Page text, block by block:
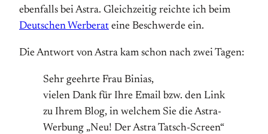
ebenfalls bei Astra. Gleichzeitig reichte ich beim
Deutschen Werberat eine Beschwerde ein.
Die Antwort von Astra kam schon nach zwei Tagen:
Sehr geehrte Frau Binias,
vielen Dank für Ihre Email bzw. den Link
zu Ihrem Blog, in welchem Sie die Astra-
Werbung „Neu! Der Astra Tatsch-Screen“